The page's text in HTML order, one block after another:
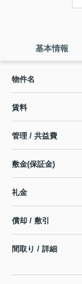
基本情報
物件名
賃料
管理 / 共益費
敷金(保証金)
礼金
償却 / 敷引
間取り / 詳細